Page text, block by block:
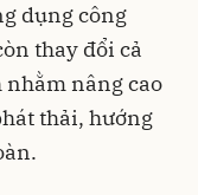
dụng công
thay đổi cả
nâng cao
thải, hướng